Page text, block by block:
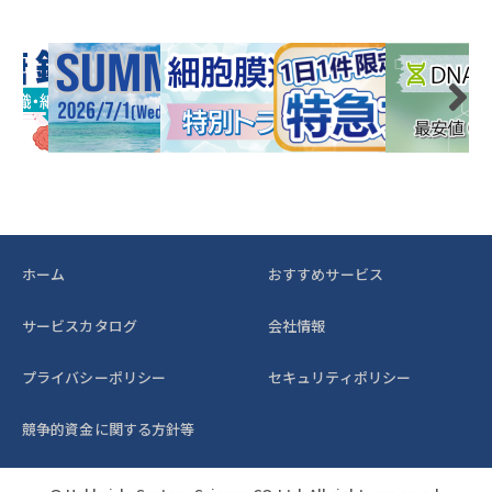
ホーム おすすめサービス
サービスカタログ 会社情報
プライバシーポリシー セキュリティポリシー
競争的資金に関する方針等